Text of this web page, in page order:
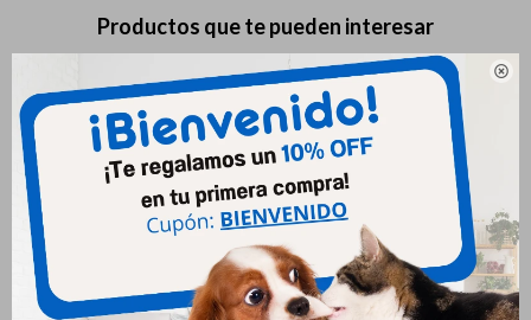

Productos que te pueden interesar